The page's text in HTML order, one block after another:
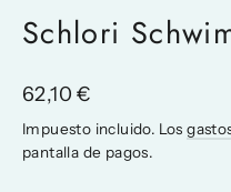
Schlori
Precio
habitual
62,10 €
Impuesto incluido. Los
pantalla de pagos.